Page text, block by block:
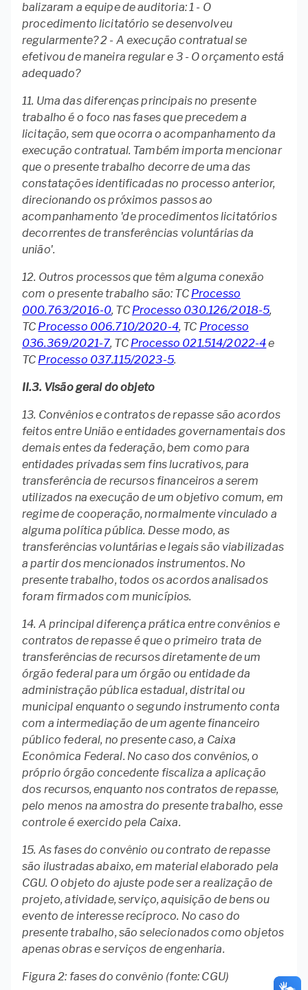
balizaram a equipe de auditoria: 1 - O
procedimento licitatório se desenvolveu
regularmente? 2 - A execução contratual se
efetivou de maneira regular e 3 - O orçamento está
adequado?
11. Uma das diferenças principais no presente
trabalho é o foco nas fases que precedem a
licitação, sem que ocorra o acompanhamento da
execução contratual. Também importa mencionar
que o presente trabalho decorre de uma das
constatações identificadas no processo anterior,
direcionando os próximos passos ao
acompanhamento 'de procedimentos licitatórios
decorrentes de transferências voluntárias da
união'.
12. Outros processos que têm alguma conexão
com o presente trabalho são: TC Processo
000.763/2016-0, TC Processo 030.126/2018-5,
TC Processo 006.710/2020-4, TC Processo
036.369/2021-7, TC Processo 021.514/2022-4e
TC Processo 037.115/2023-5.
II.3. Visão geral do objeto
13. Convênios e contratos de repasse são acordos
feitos entre União e entidades governamentais dos
demais entes da federação, bem como para
entidades privadas sem fins lucrativos, para
transferência de recursos financeiros a serem
utilizados na execução de um objetivo comum, em
regime de cooperação, normalmente vinculado a
alguma política pública. Desse modo, as
transferências voluntárias e legais são viabilizadas
a partir dos mencionados instrumentos. No
presente trabalho, todos os acordos analisados
foram firmados com municípios.
14. A principal diferença prática entre convênios e
contratos de repasse é que o primeiro trata de
transferências de recursos diretamente de um
órgão federal para um órgão ou entidade da
administração pública estadual, distrital ou
municipal enquanto o segundo instrumento conta
com a intermediação de um agente financeiro
público federal, no presente caso, a Caixa
Econômica Federal. No caso dos convênios, o
próprio órgão concedente fiscaliza a aplicação
dos recursos, enquanto nos contratos de repasse,
pelo menos na amostra do presente trabalho, esse
controle é exercido pela Caixa.
15. As fases do convênio ou contrato de repasse
são ilustradas abaixo, em material elaborado pela
CGU. O objeto do ajuste pode ser a realização de
projeto, atividade, serviço, aquisição de bens ou
evento de interesse recíproco. No caso do
presente trabalho, são selecionados como objetos
apenas obras e serviços de engenharia.
Figura 2: fases do convênio (fonte: CGU)